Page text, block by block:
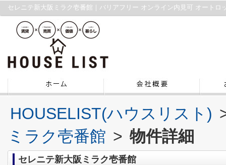
HOUSELIST(ハウスリスト)
ミラク壱番館 > 物件詳細
セレニテ新大阪ミラク壱番館